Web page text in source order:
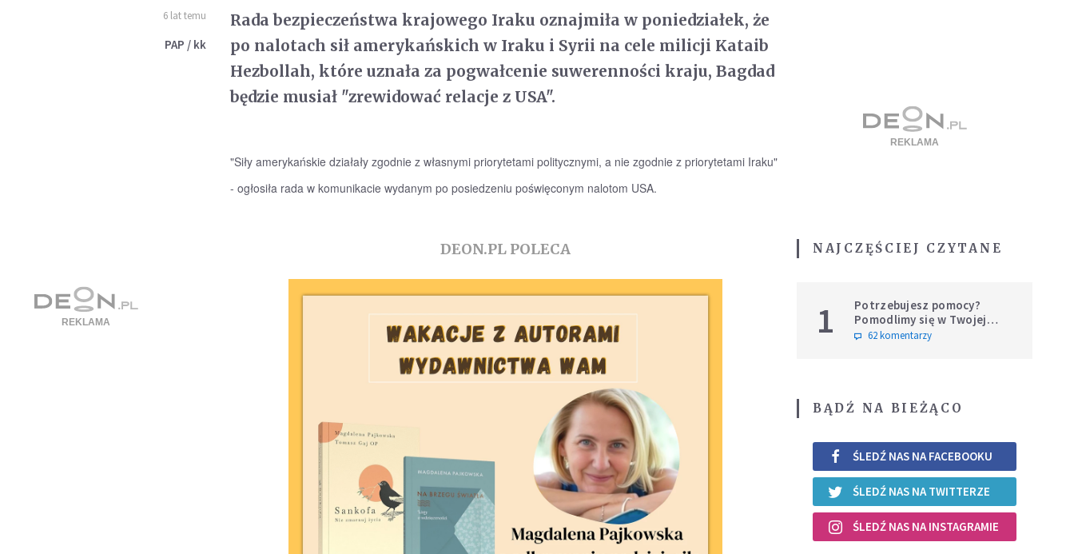
6 lat temu
PAP / kk
Rada bezpieczeństwa krajowego Iraku oznajmiła w poniedziałek, że
po nalotach sił amerykańskich w Iraku i Syrii na cele milicji Kataib
Hezbollah, które uznała za pogwałcenie suwerenności kraju, Bagdad
będzie musiał "zrewidować relacje z USA".
"Siły amerykańskie działały zgodnie z własnymi priorytetami politycznymi, a nie zgodnie z priorytetami Iraku"
- ogłosiła rada w komunikacie wydanym po posiedzeniu poświęconym nalotom USA.
DEON.PL POLECA NAJCZĘŚCIEJ CZYTANE
1
Potrzebujesz pomocy?
Pomodlimy się w Twojej
intencji
62 komentarzy
BĄDŹ NA BIEŻĄCO
ŚLEDŹ NAS NA FACEBOOKU
ŚLEDŹ NAS NA TWITTERZE
ŚLEDŹ NAS NA INSTAGRAMIE